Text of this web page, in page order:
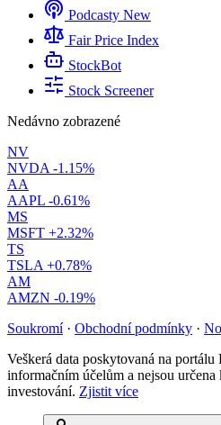
Podcasty New
Fair Price Index
StockBot
Stock Screener
Nedávno zobrazené
NV
NVDA -1.15%
AA
AAPL -0.61%
MS
MSFT +2.32%
TS
TSLA +0.78%
AM
AMZN -0.19%
Soukromí · Obchodní podmínky ·
Veškerá data poskytovaná na
informačním účelům a nejsou
investování. Zjistit více